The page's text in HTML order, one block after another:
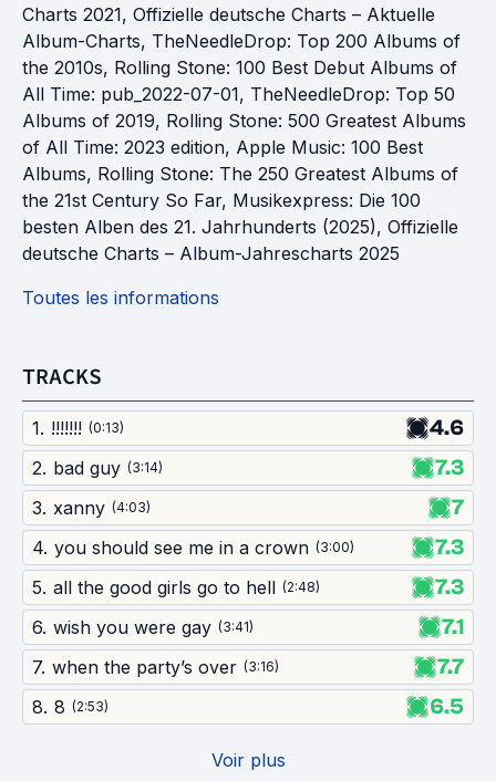
Charts 2021, Offizielle deutsche Charts – Aktuelle
Album-Charts, TheNeedleDrop: Top 200 Albums of
the 2010s, Rolling Stone: 100 Best Debut Albums of
All Time: pub_2022-07-01, TheNeedleDrop: Top 50
Albums of 2019, Rolling Stone: 500 Greatest Albums
of All Time: 2023 edition, Apple Music: 100 Best
Albums, Rolling Stone: The 250 Greatest Albums of
the 21st Century So Far, Musikexpress: Die 100
besten Alben des 21. Jahrhunderts (2025), Offizielle
deutsche Charts – Album-Jahrescharts 2025
Toutes les informations
TRACKS
1. !!!!!!! (0:13) 4.6
2. bad guy (3:14) 7.3
3. xanny (4:03) 7
4. you should see me in a crown (3:00) 7.3
5. all the good girls go to hell (2:48) 7.3
6. wish you were gay (3:41) 7.1
7. when the party’s over (3:16) 7.7
8. 8 (2:53) 6.5
Voir plus